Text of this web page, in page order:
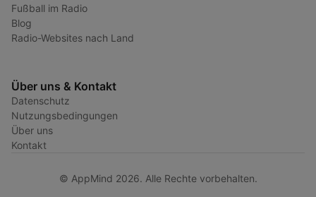
Fußball im Radio
Blog
Radio-Websites nach Land
Über uns & Kontakt
Datenschutz
Nutzungsbedingungen
Über uns
Kontakt
© AppMind 2026. Alle Rechte vorbehalten.